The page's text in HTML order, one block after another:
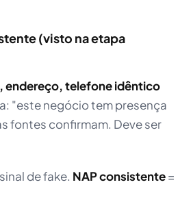
(visto na etapa
endereço, telefone idêntico
"este negócio tem presença
fontes confirmam. Deve ser
de fake. NAP consistente=